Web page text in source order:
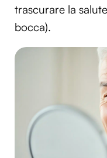
trascurare la
bocca).